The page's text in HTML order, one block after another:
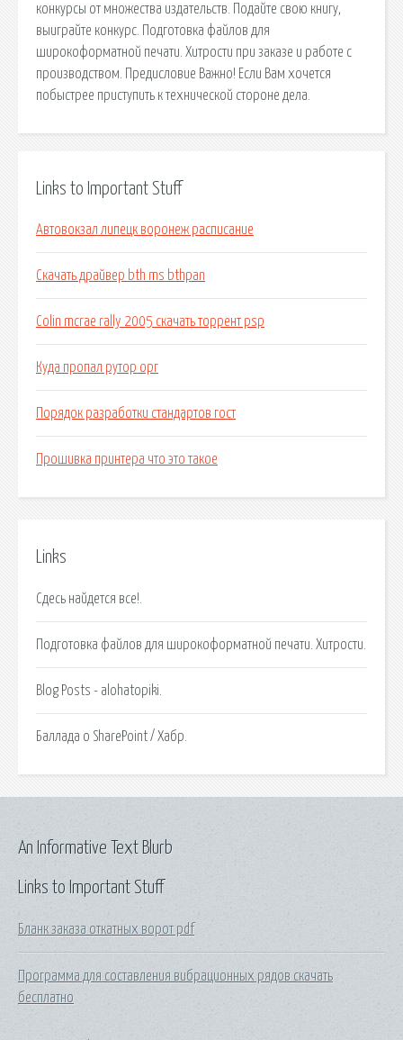
конкурсы от множества издательств. Подайте свою книгу,
выиграйте конкурс. Подготовка файлов для
широкоформатной печати. Хитрости при заказе и работе с
производством. Предисловие Важно! Если Вам хочется
побыстрее приступить к технической стороне дела.
Links to Important Stuff
Автовокзал липецк воронеж расписание
Скачать драйвер bth ms bthpan
Colin mcrae rally 2005 скачать торрент psp
Куда пропал рутор орг
Порядок разработки стандартов гост
Прошивка принтера что это такое
Links
Сдесь найдется все!.
Подготовка файлов для широкоформатной печати. Хитрости.
Blog Posts - alohatopiki.
Баллада о SharePoint / Хабр.
Links to Important Stuff
Бланк заказа откатных ворот pdf
Программа для составления вибрационных рядов скачать
бесплатно
An Informative Text Blurb